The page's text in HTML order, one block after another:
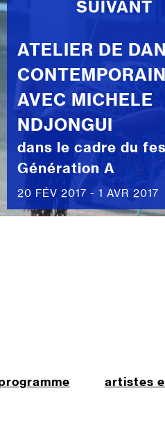
SUIVANT
ATELIER DE
AVEC MICHELE
NDJONGUI
dans le cadre du
Génération A
20 FÉV 2017 - 1 AVR 2017
artistes